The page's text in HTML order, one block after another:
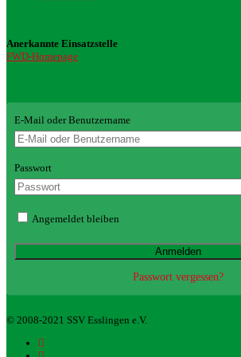
Anerkannte Einsatzstelle
FWD-Homepage
E-Mail oder Benutzername
Passwort
Angemeldet bleiben
Passwort vergessen?
© 2008-2021 SSV Esslingen e.V.